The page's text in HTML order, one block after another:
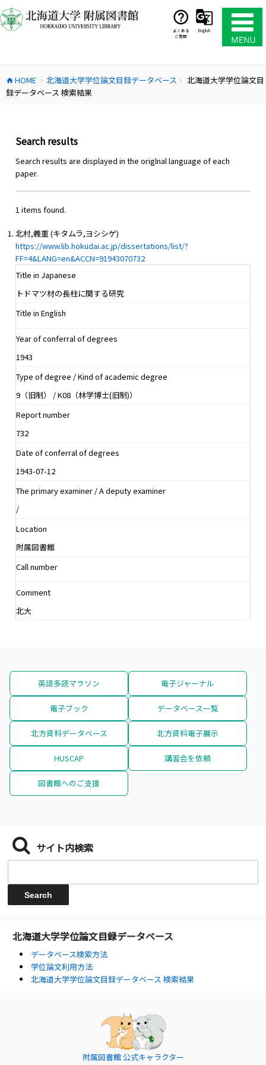
ン
テ
ス
キ
よくある
ご質問
English
home HOME chevron_right 北海道大学学位論文目録データベース chevron_right
北海道大学学位論文目
録データベース 検索結果
Search results
Search results are displayed in the origlnal language of each
paper.
1 items found.
北村,義重 (キタムラ,ヨシシゲ)
https://www.lib.hokudai.ac.jp/dissertations/list/?
FF=4&LANG=en&ACCN=91943070732
Title in Japanese
トドマツ材の長柱に関する研究
Title in English
Year of conferral of degrees
1943
Type of degree / Kind of academic degree
9（旧制） / K08（林学博士(旧制)）
Report number
732
Date of conferral of degrees
1943-07-12
The primary examiner / A deputy examiner
/
Location
附属図書館
Call number
Comment
北大
英語多読マラソン 電子ジャーナル
電子ブック データベース一覧
北方資料データベース 北方資料電子展示
HUSCAP 講習会を依頼
図書館へのご支援
サイト内検索
北海道大学学位論文目録データベース
データベース検索方法
学位論文利用方法
北海道大学学位論文目録データベース 検索結果
附属図書館 公式キャラクター